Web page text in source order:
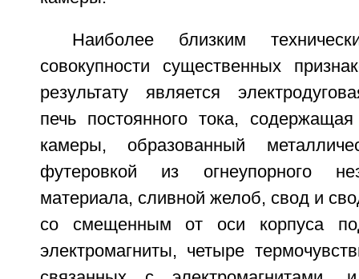
Наиболее близким
совокупности существенных
результату является
печь постоянного тока,
камеры, образованный
футеровкой из огнеупорного
материала, сливной желоб, свод и
со смещенным от оси корпуса
электромагниты, четыре